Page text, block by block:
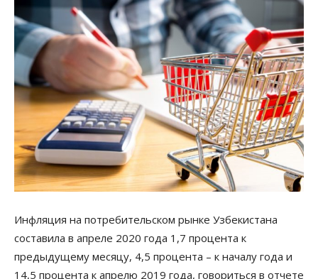
Инфляция на потребительском рынке Узбекистана
составила в апреле 2020 года 1,7 процента к
предыдущему месяцу, 4,5 процента – к началу года и
14,5 процента к апрелю 2019 года, говориться в отчете